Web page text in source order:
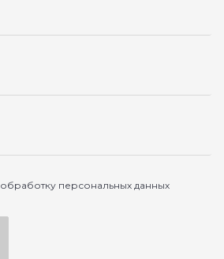
обработку персональных данных